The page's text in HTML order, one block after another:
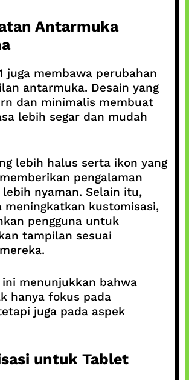
Antarmuka
juga membawa perubahan
antarmuka. Desain yang
dan minimalis membuat
lebih segar dan mudah
lebih halus serta ikon yang
pengalaman
lebih nyaman. Selain itu,
meningkatkan kustomisasi,
pengguna untuk
tampilan sesuai
ini menunjukkan bahwa
hanya fokus pada
juga pada aspek
untuk Tablet